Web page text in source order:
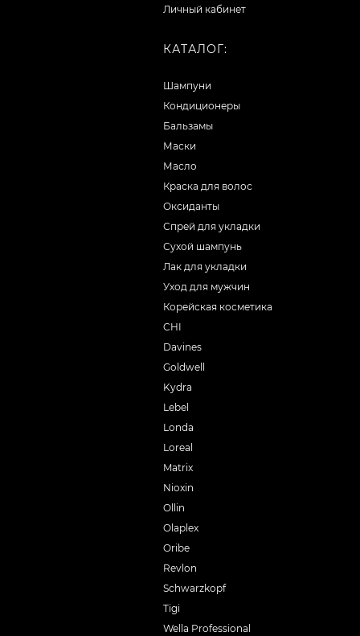
Личный кабинет
КАТАЛОГ:
Шампуни
Кондиционеры
Бальзамы
Маски
Масло
Краска для волос
Оксиданты
Спрей для укладки
Сухой шампунь
Лак для укладки
Уход для мужчин
Корейская косметика
CHI
Davines
Goldwell
Kydra
Lebel
Londa
Loreal
Matrix
Nioxin
Ollin
Olaplex
Oribe
Revlon
Schwarzkopf
Tigi
Wella Professional